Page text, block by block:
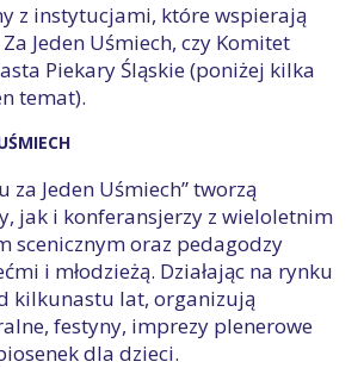
z instytucjami, które wspierają
Jeden Uśmiech, czy Komitet
Piekary Śląskie (poniżej kilka
temat).
Jeden Uśmiech” tworzą
jak i konferansjerzy z wieloletnim
scenicznym oraz pedagodzy
i młodzieżą. Działając na rynku
kilkunastu lat, organizują
festyny, imprezy plenerowe
dla dzieci.